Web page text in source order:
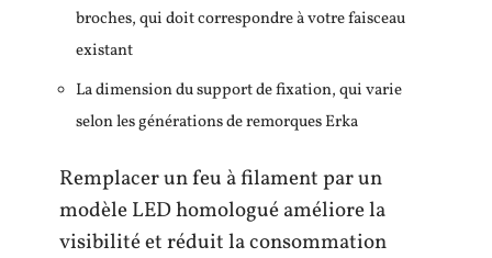
broches, qui doit correspondre à votre faisceau
existant
La dimension du support de fixation, qui varie
selon les générations de remorques Erka
Remplacer un feu à filament par un
modèle LED homologué améliore la
visibilité et réduit la consommation